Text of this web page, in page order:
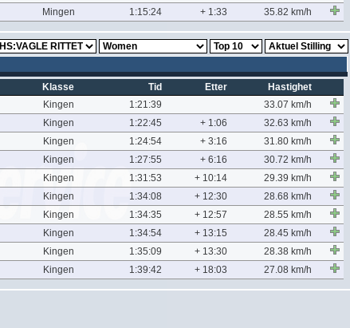
Mingen 1:15:24 + 1:33 35.82 km/h
Klasse Tid Etter
Hastighet
Kingen 1:21:39
33.07 km/h
Kingen 1:22:45 + 1:06
32.63 km/h
Kingen 1:24:54 + 3:16
31.80 km/h
Kingen 1:27:55 + 6:16
30.72 km/h
Kingen 1:31:53 + 10:14
29.39 km/h
Kingen 1:34:08 + 12:30
28.68 km/h
Kingen 1:34:35 + 12:57
28.55 km/h
Kingen 1:34:54 + 13:15
28.45 km/h
Kingen 1:35:09 + 13:30
28.38 km/h
Kingen 1:39:42 + 18:03 27.08 km/h